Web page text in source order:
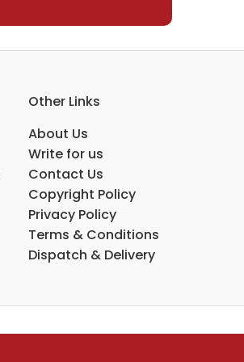
Other Links
About Us
Write for us
Contact Us
Copyright Policy
Privacy Policy
Terms & Conditions
Dispatch & Delivery